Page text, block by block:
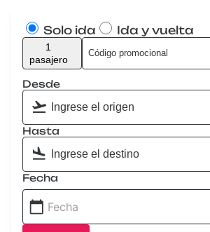
Solo ida Ida y vuelta
1
pasajero
Desde
Hasta
Fecha